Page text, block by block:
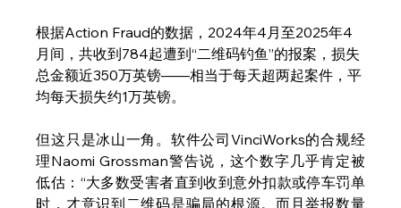
根据Action Fraud的数据，2024年4月至2025年4
月间，共收到784起遭到“二维码钓鱼”的报案，损失
总金额近350万英镑——相当于每天超两起案件，平
均每天损失约1万英镑。
但这只是冰山一角。软件公司VinciWorks的合规经
理Naomi Grossman警告说，这个数字几乎肯定被
低估：“大多数受害者直到收到意外扣款或停车罚单
时，才意识到二维码是骗局的根源。而且举报数量